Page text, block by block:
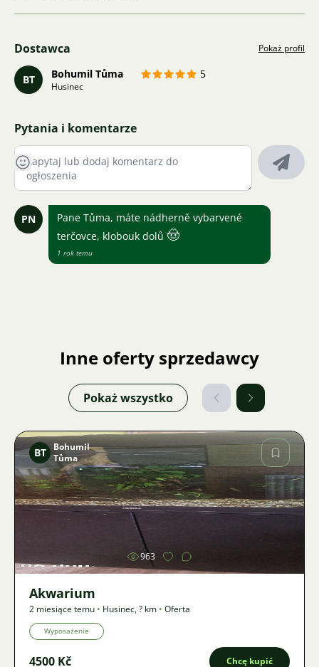
Dostawca Pokaż profil
BT Bohumil Tůma 5
Husinec
Pytania i komentarze
PN
Pane Tůma, máte nádherně vybarvené
terčovce, klobouk dolů 🤠
1 rok temu
Inne oferty sprzedawcy
Pokaż wszystko
Zdjęcie
BT
Bohumil
Tůma
963
Akwarium
2 miesiące temu • Husinec,? km • Oferta
Wyposażenie
4500 Kč Chcę kupić